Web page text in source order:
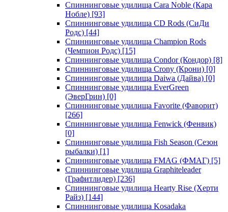
Спиннинговые удилища Cara Noble (Кара
Нобле) [93]
Спиннинговые удилища CD Rods (СиДи
Родс) [44]
Спиннинговые удилища Champion Rods
(Чемпион Родс) [15]
Спиннинговые удилища Condor (Кондор) [8]
Спиннинговые удилища Crony (Крони) [0]
Спиннинговые удилища Daiwa (Дайва) [0]
Спиннинговые удилища EverGreen
(ЭверГрин) [0]
Спиннинговые удилища Favorite (Фаворит)
[266]
Спиннинговые удилища Fenwick (Фенвик)
[0]
Спиннинговые удилища Fish Season (Сезон
рыбалки) [1]
Спиннинговые удилища FMAG (ФМАГ) [5]
Спиннинговые удилища Graphiteleader
(Графитлидер) [236]
Спиннинговые удилища Hearty Rise (Херти
Райз) [144]
Спиннинговые удилища Kosadaka